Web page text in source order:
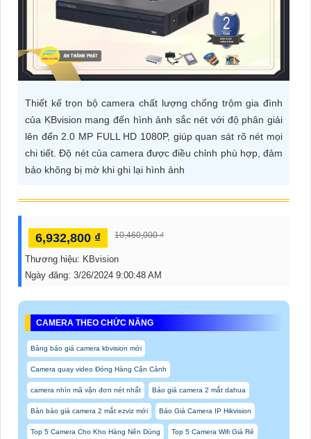
TƯ
VẤN
Thiết kế trọn bộ camera chất lượng chống trộm gia đình
của KBvision mang đến hình ảnh sắc nét với độ phân giải
lên đến 2.0 MP FULL HD 1080P, giúp quan sát rõ nét mọi
chi tiết. Độ nét của camera được điều chỉnh phù hợp, đảm
bảo không bị mờ khi ghi lại hình ảnh
6,932,800 ₫ 10,460,000 ₫
Thương hiệu: KBvision
Ngày đăng: 3/26/2024 9:00:48 AM
CAMERA THEO CHỨC NĂNG
Bảng báo giá camera kbvision mới
Camera quay video Đóng Hàng Cận Cảnh
camera nhìn mã vận đơn nét nhất Báo giá camera 2 mắt dahua
Bản báo giá camera 2 mắt ezviz mới Báo Giá Camera IP Hikvision
Top 5 Camera Cho Kho Hàng Nên Dùng Top 5 Camera Wifi Giá Rẻ